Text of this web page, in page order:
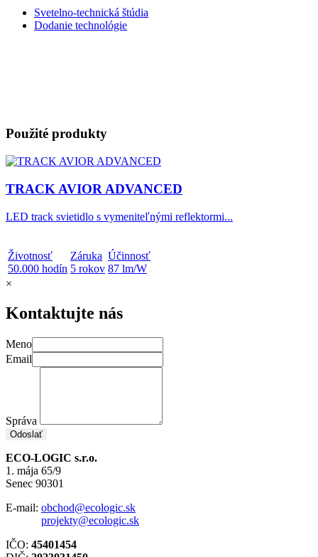
Svetelno-technická štúdia
Dodanie technológie
Použité produkty
TRACK AVIOR ADVANCED
LED track svietidlo s vymeniteľnými reflektormi...
Životnosť
50.000 hodín
Záruka
5 rokov
Účinnosť
87 lm/W
×
Kontaktujte nás
Meno
Email
Správa
Odoslať
ECO-LOGIC s.r.o.
1. mája 65/9
Senec 90301
E-mail: obchod@ecologic.sk
projekty@ecologic.sk
IČO: 45401454